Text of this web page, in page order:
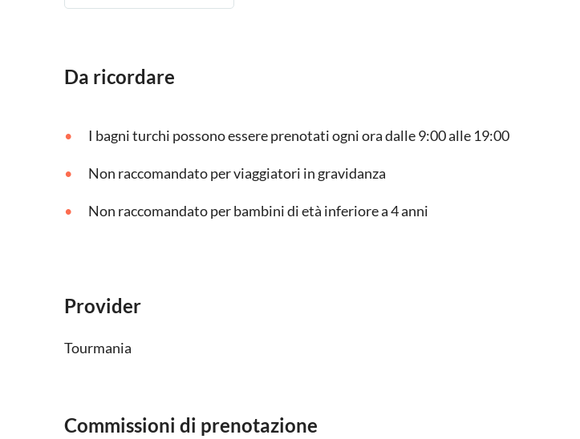
Da ricordare
I bagni turchi possono essere prenotati ogni ora dalle 9:00 alle 19:00
Non raccomandato per viaggiatori in gravidanza
Non raccomandato per bambini di età inferiore a 4 anni
Provider
Tourmania
Commissioni di prenotazione